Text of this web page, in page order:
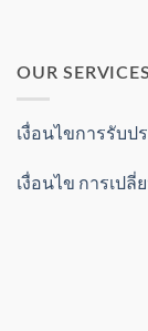
OUR SERVICES
เงื่อนไขการรับป
เงื่อนไข การเป